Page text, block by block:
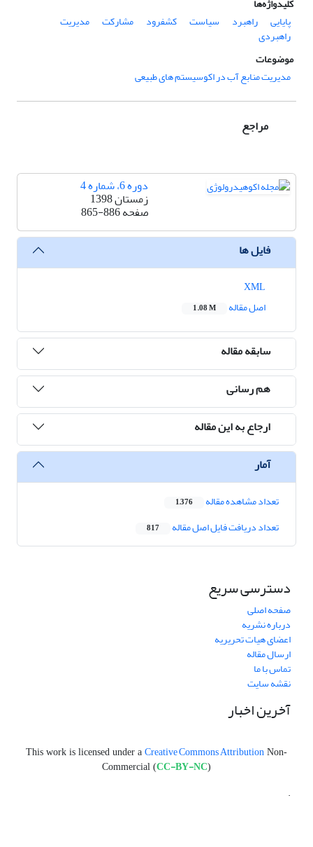
کلیدواژه‌ها
پایایی
راهبرد سیاست کشف‏رود مشارکت مدیریت‏
راهبردی
موضوعات
مدیریت منابع آب در اکوسیستم های طبیعی
مراجع
دوره 6، شماره 4
زمستان 1398
صفحه865-886
فایل ها
اصل مقاله
1.08 M
سابقه مقاله
هم رسانی
ارجاع به این مقاله
آمار
تعداد مشاهده مقاله 1,376
تعداد دریافت فایل اصل مقاله 817
دسترسی سریع
صفحه اصلی
درباره نشریه
اعضای هیات تحریریه
ارسال مقاله
تماس با ما
نقشه سایت
آخرین اخبار
This work is licensed under a Creative Commons Attribution Non-
Commercial (CC-BY-NC)
.